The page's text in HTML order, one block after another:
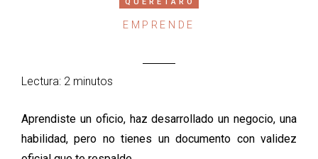
EMPRENDE
Lectura: 2 minutos
Aprendiste un oficio, haz desarrollado un negocio, una
habilidad, pero no tienes un documento con validez